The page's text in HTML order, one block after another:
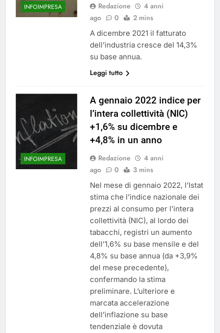
INFOIMPRESA Redazione
4 anni
ago
0 2 mins
A dicembre 2021 il fatturato
dell’industria cresce del 14,3%
su base annua.
Leggi tutto
INFOIMPRESA
A gennaio 2022 indice per
l’intera collettività (NIC)
+1,6% su dicembre e
+4,8% in un anno
Redazione
4 anni
ago
0 3 mins
Nel mese di gennaio 2022, l’Istat
stima che l’indice nazionale dei
prezzi al consumo per l’intera
collettività (NIC), al lordo dei
tabacchi, registri un aumento
dell’1,6% su base mensile e del
4,8% su base annua (da +3,9%
del mese precedente),
confermando la stima
preliminare. L’ulteriore e
marcata accelerazione
dell’inflazione su base
tendenziale è dovuta